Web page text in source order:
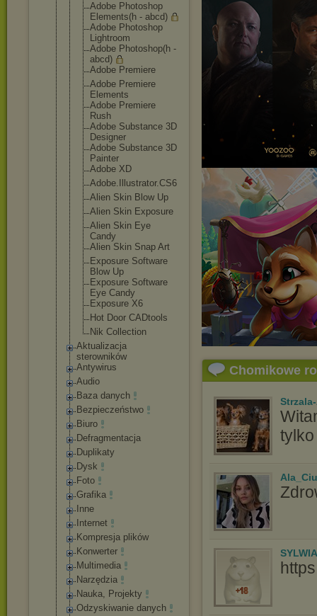
Adobe Photoshop
Elements(h - abcd)
Adobe Photoshop
Lightroom
Adobe Photoshop(h -
abcd)
Adobe Premiere
Adobe Premiere
Elements
Adobe Premiere
Rush
Adobe Substance 3D
Designer
Adobe Substance 3D
Painter
Adobe XD
Adobe.Illustrator.CS6
Alien Skin Blow Up
Alien Skin Exposure
Alien Skin Eye
Candy
Alien Skin Snap Art
Exposure Software
Blow Up
Exposure Software
Eye Candy
Exposure X6
Hot Door CADtools
Nik Collection
Aktualizacja
sterowników
Antywirus
Audio
Baza danych
Bezpieczeństwo
Biuro
Defragmentacja
Duplikaty
Dysk
Foto
Grafika
Inne
Internet
Kompresja plików
Konwerter
Multimedia
Narzędzia
Nauka, Projekty
Odzyskiwanie danych
Chomikowe